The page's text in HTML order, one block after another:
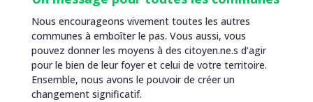
Nous encourageons vivement toutes les autres
communes à emboîter le pas. Vous aussi, vous
pouvez donner les moyens à des citoyen.ne.s d’agir
pour le bien de leur foyer et celui de votre territoire.
Ensemble, nous avons le pouvoir de créer un
changement significatif.